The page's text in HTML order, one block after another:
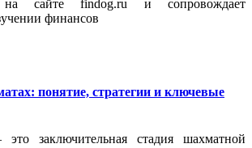
сайте findog.ru и сопровождает
финансов
понятие, стратегии и ключевые
заключительная стадия шахматной